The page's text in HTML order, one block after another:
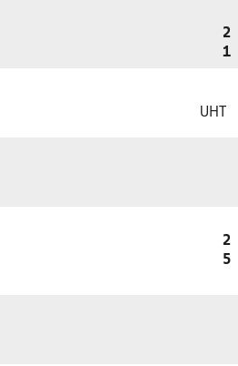
2
1
UHT
2
5